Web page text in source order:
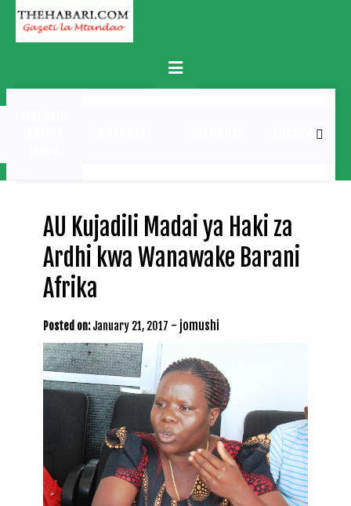
Skip
content
Primary
Menu
MICHEZO
AU Kujadili Madai ya Haki za
Ardhi kwa Wanawake Barani
Afrika
Posted on: January 21, 2017 - jomushi